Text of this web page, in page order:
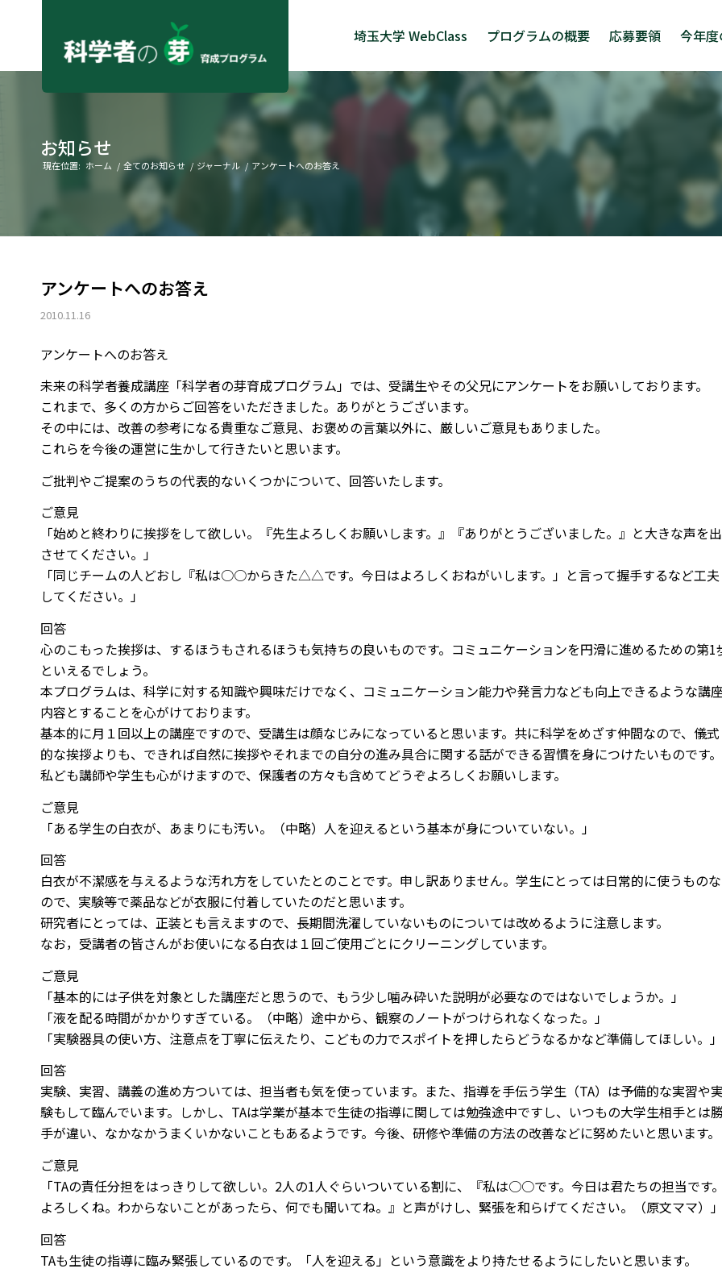
埼玉大学 WebClass プログラムの概要 応募要領 今年
お知らせ
現在位置: ホーム / 全てのお知らせ / ジャーナル / アンケートへのお答え
アンケートへのお答え
2010.11.16
アンケートへのお答え
未来の科学者養成講座「科学者の芽育成プログラム」では、受講生やその父兄にアンケートをお願いしております。
これまで、多くの方からご回答をいただきました。ありがとうございます。
その中には、改善の参考になる貴重なご意見、お褒めの言葉以外に、厳しいご意見もありました。
これらを今後の運営に生かして行きたいと思います。
ご批判やご提案のうちの代表的ないくつかについて、回答いたします。
ご意見
「始めと終わりに挨拶をして欲しい。『先生よろしくお願いします。』『ありがとうございました。』と大きな声を出
させてください。」
「同じチームの人どおし『私は○○からきた△△です。今日はよろしくおねがいします。」と言って握手するなど工夫
してください。」
回答
心のこもった挨拶は、するほうもされるほうも気持ちの良いものです。コミュニケーションを円滑に進めるための第1
といえるでしょう。
本プログラムは、科学に対する知識や興味だけでなく、コミュニケーション能力や発言力なども向上できるような講
内容とすることを心がけております。
基本的に月１回以上の講座ですので、受講生は顔なじみになっていると思います。共に科学をめざす仲間なので、儀式
的な挨拶よりも、できれば自然に挨拶やそれまでの自分の進み具合に関する話ができる習慣を身につけたいものです。
私ども講師や学生も心がけますので、保護者の方々も含めてどうぞよろしくお願いします。
ご意見
「ある学生の白衣が、あまりにも汚い。（中略）人を迎えるという基本が身についていない。」
回答
白衣が不潔感を与えるような汚れ方をしていたとのことです。申し訳ありません。学生にとっては日常的に使うものな
ので、実験等で薬品などが衣服に付着していたのだと思います。
研究者にとっては、正装とも言えますので、長期間洗濯していないものについては改めるように注意します。
なお，受講者の皆さんがお使いになる白衣は１回ご使用ごとにクリーニングしています。
ご意見
「基本的には子供を対象とした講座だと思うので、もう少し噛み砕いた説明が必要なのではないでしょうか。」
「液を配る時間がかかりすぎている。（中略）途中から、観察のノートがつけられなくなった。」
「実験器具の使い方、注意点を丁寧に伝えたり、こどもの力でスポイトを押したらどうなるかなど準備してほしい。」
回答
実験、実習、講義の進め方ついては、担当者も気を使っています。また、指導を手伝う学生（TA）は予備的な実習や
験もして臨んでいます。しかし、TAは学業が基本で生徒の指導に関しては勉強途中ですし、いつもの大学生相手とは
手が違い、なかなかうまくいかないこともあるようです。今後、研修や準備の方法の改善などに努めたいと思います。
ご意見
「TAの責任分担をはっきりして欲しい。2人の1人ぐらいついている割に、『私は○○です。今日は君たちの担当です。
よろしくね。わからないことがあったら、何でも聞いてね。』と声がけし、緊張を和らげてください。（原文ママ）」
回答
TAも生徒の指導に臨み緊張しているのです。「人を迎える」という意識をより持たせるようにしたいと思います。